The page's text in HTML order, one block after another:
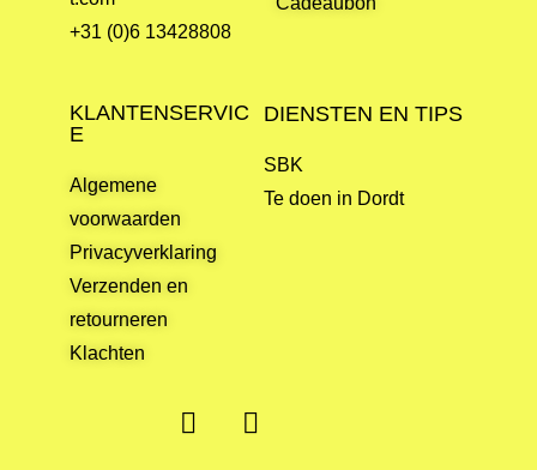
+31 (0)6 13428808
KLANTENSERVIC
E
Algemene
voorwaarden
Privacyverklaring
Verzenden en
retourneren
Klachten
DIENSTEN EN TIPS
SBK
Te doen in Dordt